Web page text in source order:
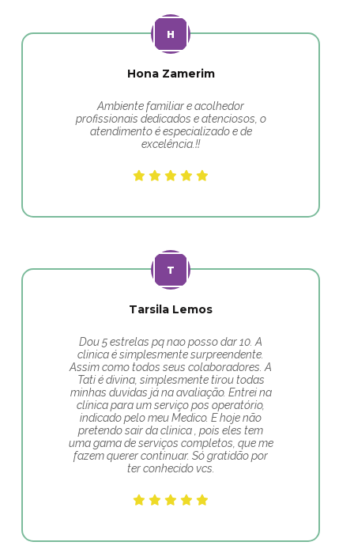
Hona Zamerim
Ambiente familiar e acolhedor
profissionais dedicados e atenciosos, o
atendimento é especializado e de
excelência.!!
Tarsila Lemos
Dou 5 estrelas pq nao posso dar 10. A
clinica é simplesmente surpreendente.
Assim como todos seus colaboradores. A
Tati é divina, simplesmente tirou todas
minhas duvidas já na avaliação. Entrei na
clínica para um serviço pos operatório,
indicado pelo meu Medico. E hoje não
pretendo sair da clinica , pois eles tem
uma gama de serviços completos, que me
fazem querer continuar. Só gratidão por
ter conhecido vcs.